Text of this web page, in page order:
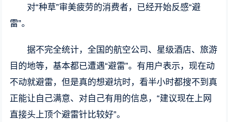
对“种草”审美疲劳的消费者，已经开始反感“避
雷”。
据不完全统计，全国的航空公司、星级酒店、旅游
目的地等，基本都已遭遇“避雷”。有用户表示，现在动
不动就避雷，但是真的想避坑时，看半小时都搜不到真
正能让自己满意、对自己有用的信息，“建议现在上网
直接头上顶个避雷针比较好”。